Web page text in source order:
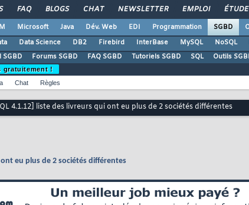
FAQ BLOGS CHAT NEWSLETTER EMPLOI
Microsoft Java Dév. Web EDI Programmation SGBD
Data Science DB2 Firebird InterBase MySQL NoSQL
SGBD
Forums SGBD FAQ SGBD Tutoriels SGBD SQL Outils
gratuitement !
Chat Règles
4.1.12] liste des livreurs qui ont eu plus de 2 sociétés différentes
eu plus de 2 sociétés différentes